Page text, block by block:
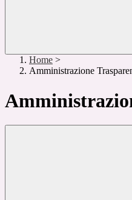
Home >
Amministrazione